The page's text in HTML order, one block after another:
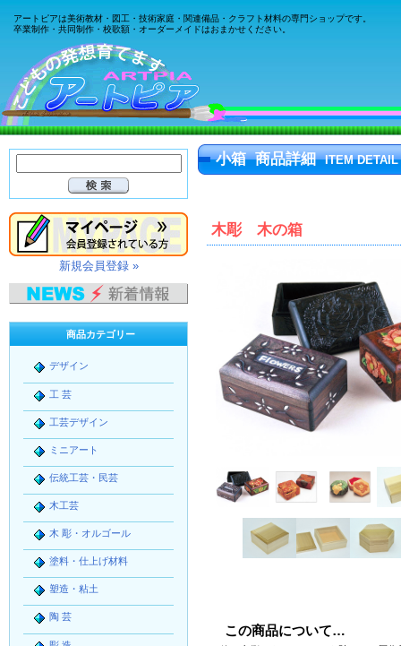
アートピアは美術教材・図工・技術家庭・関連備品・クラフト材料の専門ショップです。
卒業制作・共同制作・校歌額・オーダーメイドはおまかせください。
小箱 商品詳細 ITEM DETAIL
木彫 木の箱
この商品について…
新規会員登録 »
商品カテゴリー
デザイン
工 芸
工芸デザイン
ミニアート
伝統工芸・民芸
木工芸
木 彫・オルゴール
塗料・仕上げ材料
塑造・粘土
陶 芸